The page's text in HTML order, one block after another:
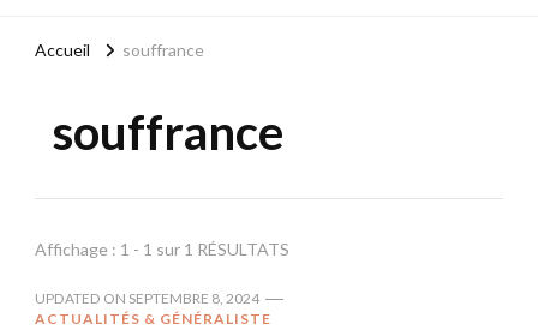
Accueil souffrance
souffrance
Affichage : 1 - 1 sur 1 RÉSULTATS
UPDATED ON SEPTEMBRE 8, 2024
ACTUALITÉS & GÉNÉRALISTE